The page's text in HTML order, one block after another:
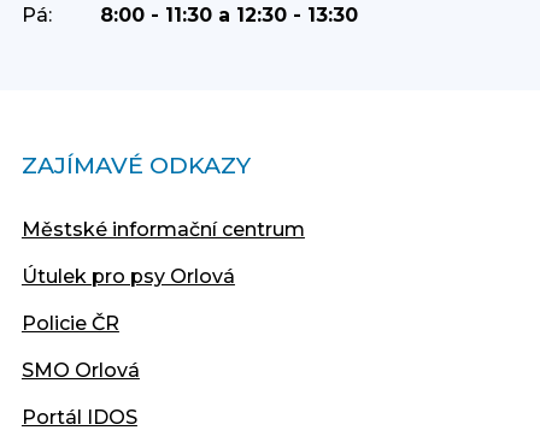
Pá:
8:00 - 11:30 a 12:30 - 13:30
ZAJÍMAVÉ ODKAZY
Městské informační centrum
Útulek pro psy Orlová
Policie ČR
SMO Orlová
Portál IDOS